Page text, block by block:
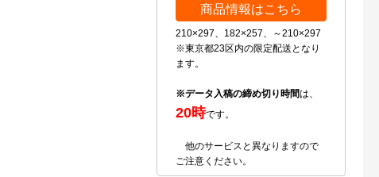
商品情報はこちら
210×297、182×257、～210×297
※東京都23区内の限定配送となり
ます。
※データ入稿の締め切り時間は、
20時です。
他のサービスと異なりますので
ご注意ください。